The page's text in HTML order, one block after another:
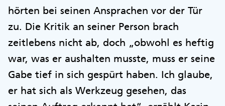
hörten bei seinen Ansprachen vor der Tür
zu. Die Kritik an seiner Person brach
zeitlebens nicht ab, doch „obwohl es heftig
war, was er aushalten musste, muss er seine
Gabe tief in sich gespürt haben. Ich glaube,
er hat sich als Werkzeug gesehen, das